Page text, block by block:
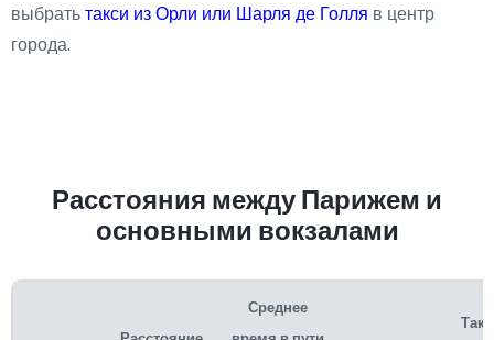
выбратьтакси из Орли или Шарля де Голля в центр
города.
Расстояния между Парижем и
основными вокзалами
Среднее